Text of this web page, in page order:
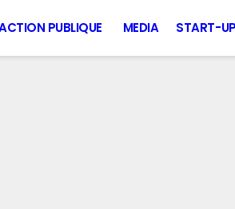
PUBLIQUE MEDIA START-UP